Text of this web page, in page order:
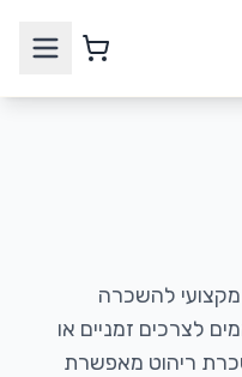
מקצועי להשכרה
לצרכים זמניים או
ריהוט מאפשרת